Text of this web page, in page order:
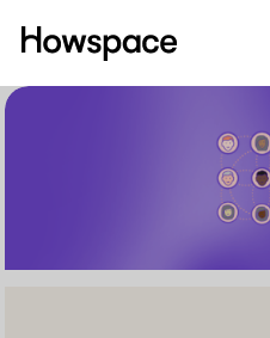
Siirry
Howspace